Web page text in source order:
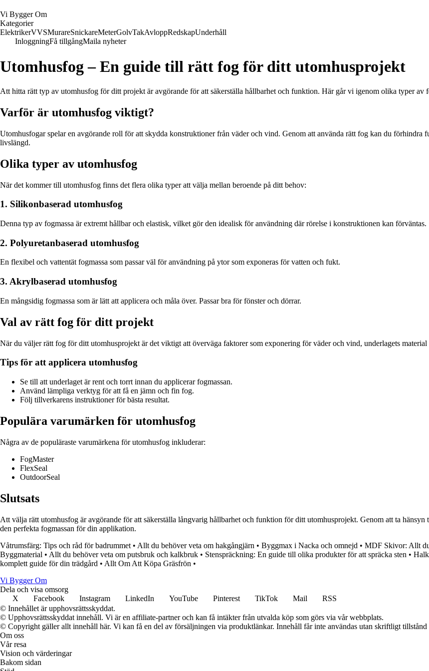
Vi Bygger Om
Kategorier
ElektrikerVVSMurareSnickareMeterGolvTakAvloppRedskapUnderhåll
InloggningFå tillgångMaila nyheter
Utomhusfog – En guide till rätt fog för ditt utomhusprojekt
Att hitta rätt typ av utomhusfog för ditt projekt är avgörande för att säkerställa hållbarhet och funktion. Här går vi igenom olika typer av
Varför är utomhusfog viktigt?
Utomhusfogar spelar en avgörande roll för att skydda konstruktioner från väder och vind. Genom att använda rätt fog kan du
livslängd.
Olika typer av utomhusfog
När det kommer till utomhusfog finns det flera olika typer att välja mellan beroende på ditt behov:
1. Silikonbaserad utomhusfog
Denna typ av fogmassa är extremt hållbar och elastisk, vilket gör den idealisk för användning där rörelse i konstruktionen kan förväntas.
2. Polyuretanbaserad utomhusfog
En flexibel och vattentät fogmassa som passar väl för användning på ytor som exponeras för vatten och fukt.
3. Akrylbaserad utomhusfog
En mångsidig fogmassa som är lätt att applicera och måla över. Passar bra för fönster och dörrar.
Val av rätt fog för ditt projekt
När du väljer rätt fog för ditt utomhusprojekt är det viktigt att överväga faktorer som exponering för väder och vind, underlagets
Tips för att applicera utomhusfog
Se till att underlaget är rent och torrt innan du applicerar fogmassan.
Använd lämpliga verktyg för att få en jämn och fin fog.
Följ tillverkarens instruktioner för bästa resultat.
Populära varumärken för utomhusfog
Några av de populäraste varumärkena för utomhusfog inkluderar:
FogMaster
FlexSeal
OutdoorSeal
Slutsats
Att välja rätt utomhusfog är avgörande för att säkerställa långvarig hållbarhet och funktion för ditt utomhusprojekt. Genom att ta
den perfekta fogmassan för din applikation.
Våtrumsfärg: Tips och råd för badrummet • Allt du behöver veta om hakgångjärn • Byggmax i Nacka och omnejd • MDF Skivor: Allt
Byggmaterial • Allt du behöver veta om putsbruk och kalkbruk • Stenspräckning: En guide till olika produkter för att spräcka sten •
komplett guide för din trädgård • Allt Om Att Köpa Gräsfrön •
Vi Bygger Om
Dela och visa omsorg
X
Facebook Instagram LinkedIn YouTube Pinterest TikTok Mail
RSS
© Innehållet är upphovsrättsskyddat.
© Upphovsrättsskyddat innehåll. Vi är en affiliate-partner och kan få intäkter från utvalda köp som görs via vår webbplats.
© Copyright gäller allt innehåll här. Vi kan få en del av försäljningen via produktlänkar. Innehåll får inte användas utan skriftligt tillstånd
Om oss
Vår resa
Vision och värderingar
Bakom sidan